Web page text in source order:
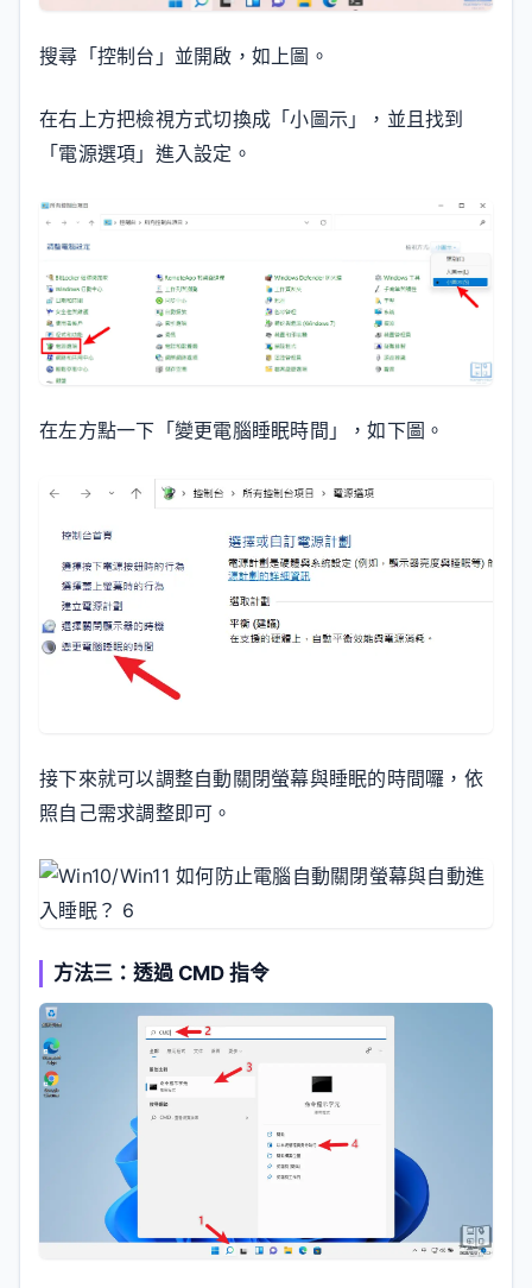
搜尋「控制台」並開啟，如上圖。
在右上方把檢視方式切換成「小圖示」，並且找到
「電源選項」進入設定。
在左方點一下「變更電腦睡眠時間」，如下圖。
接下來就可以調整自動關閉螢幕與睡眠的時間囉，依
照自己需求調整即可。
方法三：透過 CMD 指令